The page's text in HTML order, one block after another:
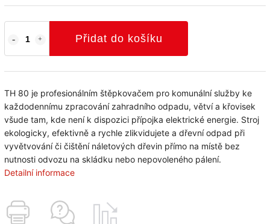
Přidat do košíku
TH 80 je profesionálním štěpkovačem pro komunální služby ke
každodennímu zpracování zahradního odpadu, větví a křovisek
všude tam, kde není k dispozici přípojka elektrické energie. Stroj
ekologicky, efektivně a rychle zlikvidujete a dřevní odpad při
vyvětvování či čištění náletových dřevin přímo na místě bez
nutnosti odvozu na skládku nebo nepovoleného pálení.
Detailní informace